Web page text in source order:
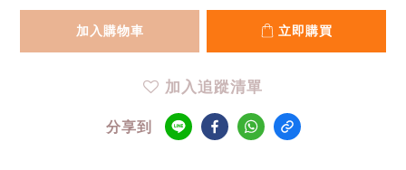
加入購物車 立即購買
加入追蹤清單
分享到